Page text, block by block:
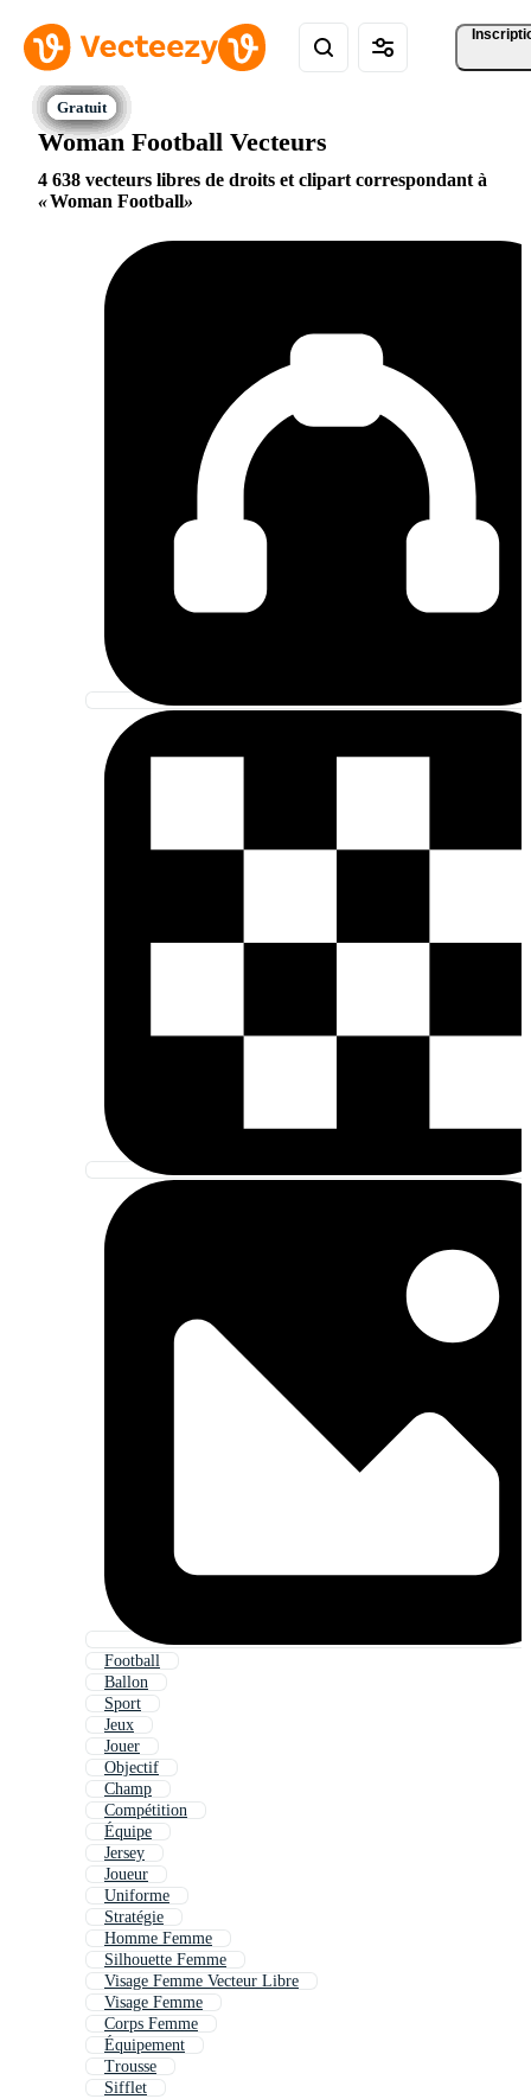
Woman Football Vecteurs
4 638 vecteurs libres de droits et clipart correspondant à
Woman Football
Football
Ballon
Sport
Jeux
Jouer
Objectif
Champ
Compétition
Équipe
Jersey
Joueur
Uniforme
Stratégie
Homme Femme
Silhouette Femme
Visage Femme Vecteur Libre
Visage Femme
Corps Femme
Équipement
Trousse
Sifflet